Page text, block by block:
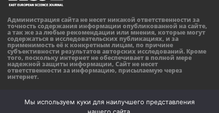
Администрация сайта не несет никакой ответственности за
точность содержания информации опубликованной на сайте,
а так же за любые рекомендации или мнения, которые могут
содержаться в исследовательских публикациях, и за
применимость её к конкретным лицам, по причине
субъективности результатов авторских исследований. Кроме
того, поскольку интернет не обеспечивает в полной мере
надежной защиты информации, Сайт не несет
ответственности за информацию, присылаемую через
интернет.
Мы используем куки для наилучшего представления